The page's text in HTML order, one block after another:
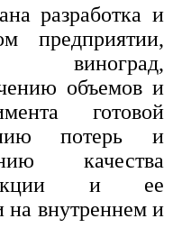
разработка и
предприятии,
виноград,
объемов и
готовой
потерь и
качества
и ее
на внутреннем и